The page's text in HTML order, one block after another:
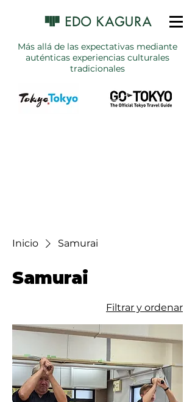
Más allá de las expectativas mediante
auténticas experiencias culturales
tradicionales
Inicio Samurai
Samurai
Filtrar y ordenar